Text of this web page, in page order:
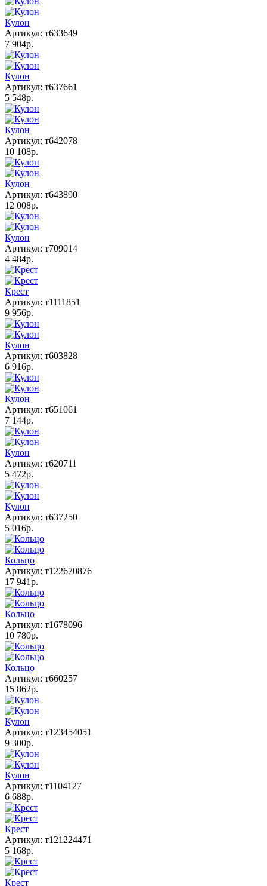
Кулон
Артикул: т633649
7 904р.
Кулон
Артикул: т637661
5 548р.
Кулон
Артикул: т642078
10 108р.
Кулон
Артикул: т643890
12 008р.
Кулон
Артикул: т709014
4 484р.
Крест
Артикул: т1111851
9 956р.
Кулон
Артикул: т603828
6 916р.
Кулон
Артикул: т651061
7 144р.
Кулон
Артикул: т620711
5 472р.
Кулон
Артикул: т637250
5 016р.
Кольцо
Артикул: т122670876
17 941р.
Кольцо
Артикул: т1678096
10 780р.
Кольцо
Артикул: т660257
15 862р.
Кулон
Артикул: т123454051
9 300р.
Кулон
Артикул: т1104127
6 688р.
Крест
Артикул: т121224471
5 168р.
Крест